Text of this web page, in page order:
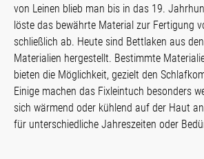
von Leinen blieb man bis in das 19.
löste das bewährte Material zur Fertigung
schließlich ab. Heute sind Bettlaken aus
Materialien hergestellt. Bestimmte
bieten die Möglichkeit, gezielt den
Einige machen das Fixleintuch besonders
sich wärmend oder kühlend auf der Haut
für unterschiedliche Jahreszeiten oder